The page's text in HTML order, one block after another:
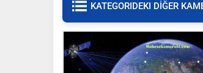
KATEGORIDEKI DİĞER